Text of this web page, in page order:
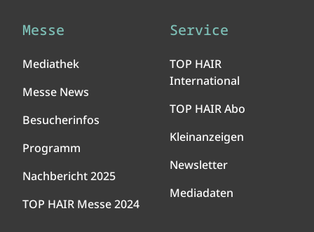
Messe
Mediathek
Messe News
Besucherinfos
Programm
Nachbericht 2025
TOP HAIR Messe 2024
Service
TOP HAIR
International
TOP HAIR Abo
Kleinanzeigen
Newsletter
Mediadaten